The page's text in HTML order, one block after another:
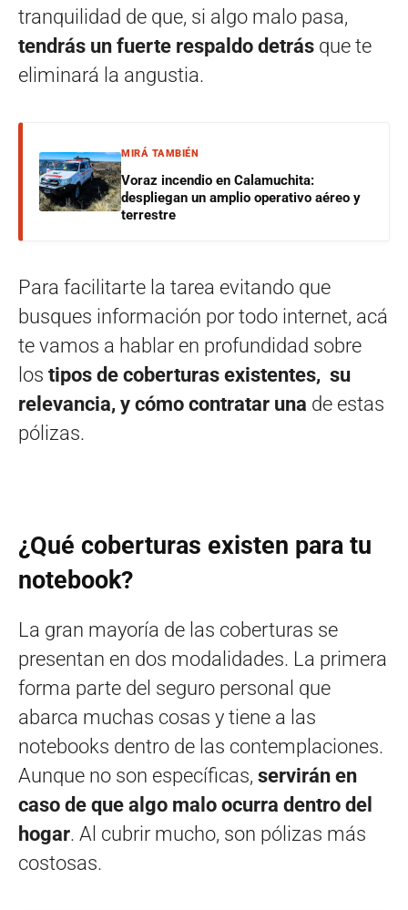
tranquilidad de que, si algo malo pasa,
tendrás un fuerte respaldo detrás que te
eliminará la angustia.
MIRÁ TAMBIÉN
Voraz incendio en Calamuchita:
despliegan un amplio operativo aéreo y
terrestre
Para facilitarte la tarea evitando que
busques información por todo internet, acá
te vamos a hablar en profundidad sobre
los tipos de coberturas existentes, su
relevancia, y cómo contratar una de estas
pólizas.
¿Qué coberturas existen para tu
notebook?
La gran mayoría de las coberturas se
presentan en dos modalidades. La primera
forma parte del seguro personal que
abarca muchas cosas y tiene a las
notebooks dentro de las contemplaciones.
Aunque no son específicas, servirán en
caso de que algo malo ocurra dentro del
hogar. Al cubrir mucho, son pólizas más
costosas.